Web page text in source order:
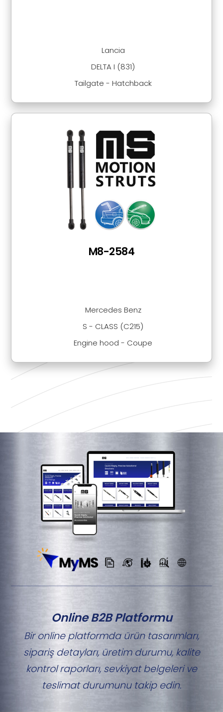
Lancia
DELTA I (831)
Tailgate - Hatchback
Mercedes Benz
S - CLASS (C215)
Engine hood - Coupe
M8-2584
Online B2B Platformu
Bir online platformda ürün tasarımları,
sipariş detayları, üretim durumu, kalite
kontrol raporları, sevkiyat belgeleri ve
teslimat durumunu takip edin.